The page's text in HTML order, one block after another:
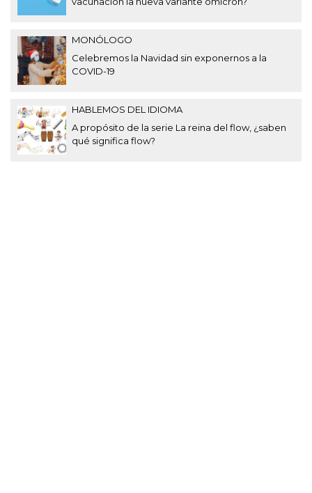
MONÓLOGO
Celebremos la Navidad sin exponernos a la
COVID-19
HABLEMOS DEL IDIOMA
A propósito de la serie La reina del flow, ¿saben
qué significa flow?